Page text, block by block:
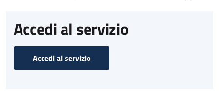
Accedi al servizio
Accedi al servizio